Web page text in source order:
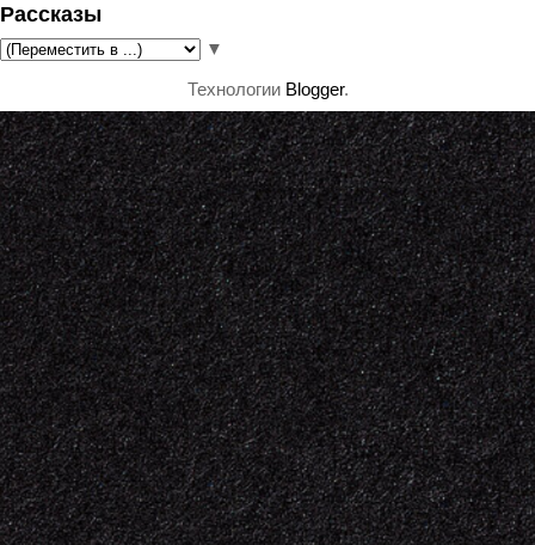
Рассказы
▼
Технологии Blogger.